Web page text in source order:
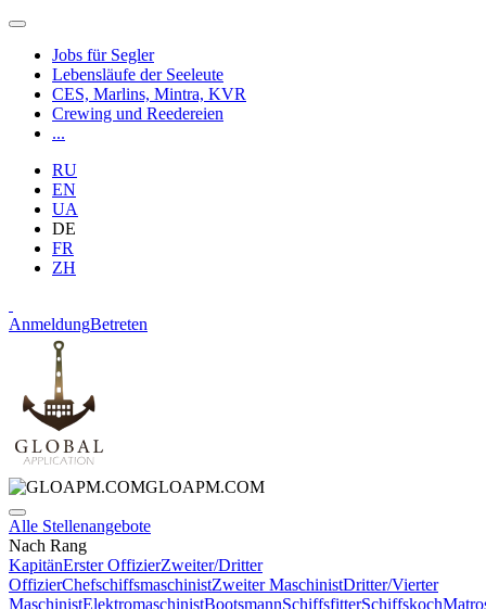
Jobs für Segler
Lebensläufe der Seeleute
CES, Marlins, Mintra, KVR
Crewing und Reedereien
...
RU
EN
UA
DE
FR
ZH
AnmeldungBetreten
GLOAPM.COM
Alle Stellenangebote
Nach Rang
KapitänErster OffizierZweiter/Dritter
OffizierChefschiffsmaschinistZweiter MaschinistDritter/Vierter
MaschinistElektromaschinistBootsmannSchiffsfitterSchiffskoch